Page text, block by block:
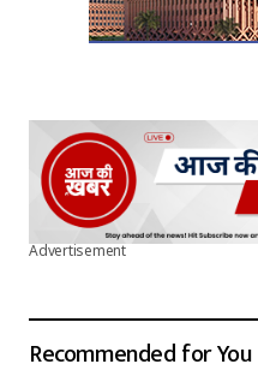
Advertisement
Recommended for You